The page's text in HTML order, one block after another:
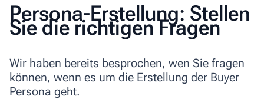
Persona-Erstellung: Stellen
Sie die richtigen Fragen
Wir haben bereits besprochen, wen Sie fragen
können, wenn es um die Erstellung der Buyer
Persona geht.